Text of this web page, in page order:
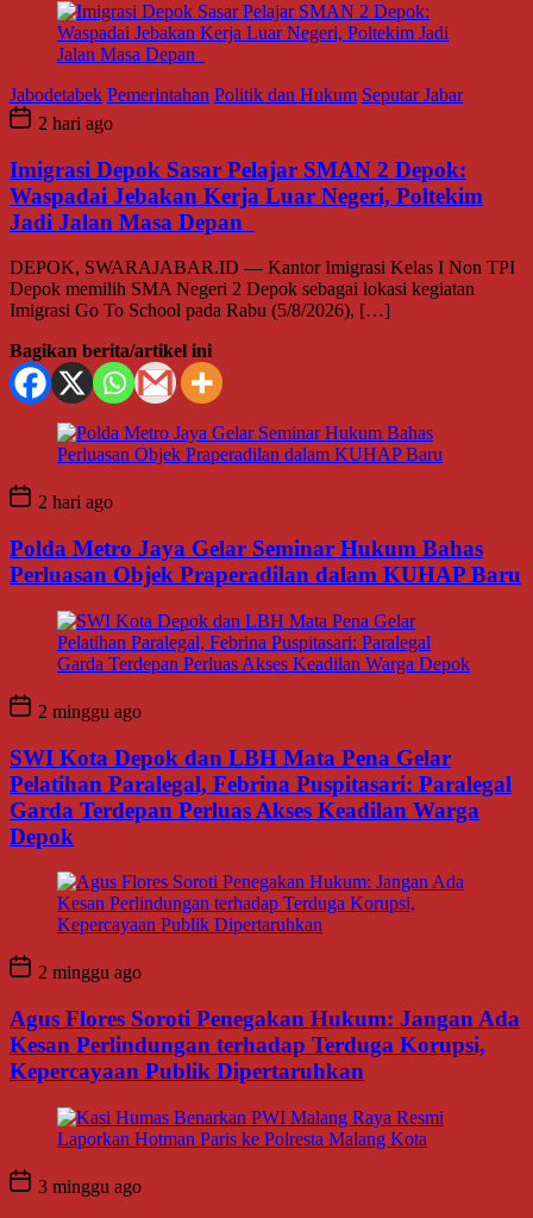
Jabodetabek Pemerintahan Politik dan Hukum Seputar Jabar
2 hari ago
Imigrasi Depok Sasar Pelajar SMAN 2 Depok:
Waspadai Jebakan Kerja Luar Negeri, Poltekim
Jadi Jalan Masa Depan
DEPOK, SWARAJABAR.ID — Kantor Imigrasi Kelas I Non TPI
Depok memilih SMA Negeri 2 Depok sebagai lokasi kegiatan
Imigrasi Go To School pada Rabu (5/8/2026), […]
Bagikan berita/artikel ini
2 hari ago
Polda Metro Jaya Gelar Seminar Hukum Bahas
Perluasan Objek Praperadilan dalam KUHAP Baru
2 minggu ago
SWI Kota Depok dan LBH Mata Pena Gelar
Pelatihan Paralegal, Febrina Puspitasari: Paralegal
Garda Terdepan Perluas Akses Keadilan Warga
Depok
2 minggu ago
Agus Flores Soroti Penegakan Hukum: Jangan Ada
Kesan Perlindungan terhadap Terduga Korupsi,
Kepercayaan Publik Dipertaruhkan
3 minggu ago